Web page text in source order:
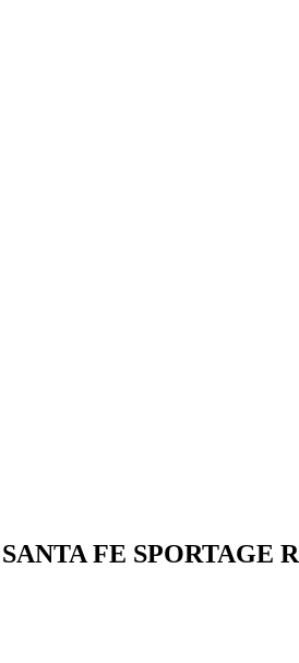
FE SPORTAGE R